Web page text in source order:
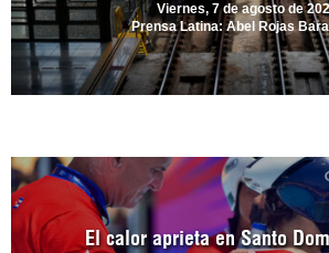
Viernes, 7 de agosto de
Prensa Latina: Abel Rojas
El calor aprieta en Santo